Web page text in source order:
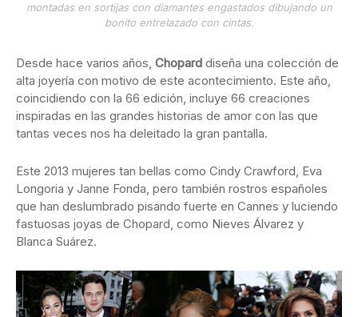
montadas en sortijas con diamantes engastados dibujando un
bonito entrelazado con cintas.
Desde hace varios años, Chopard diseña una colección de
alta joyería con motivo de este acontecimiento. Este año,
coincidiendo con la 66 edición, incluye 66 creaciones
inspiradas en las grandes historias de amor con las que
tantas veces nos ha deleitado la gran pantalla.
Este 2013 mujeres tan bellas como Cindy Crawford, Eva
Longoria y Janne Fonda, pero también rostros españoles
que han deslumbrado pisando fuerte en Cannes y luciendo
fastuosas joyas de Chopard, como Nieves Álvarez y
Blanca Suárez.